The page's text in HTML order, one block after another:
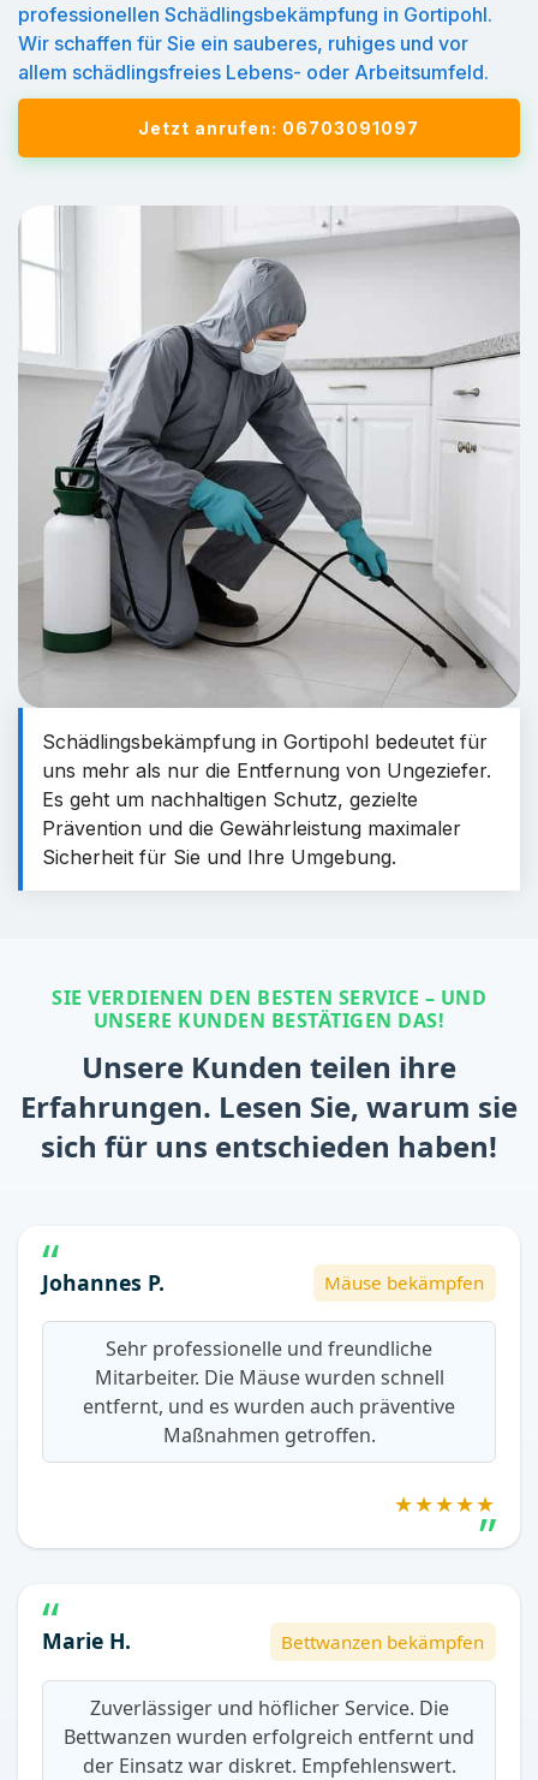
professionellen Schädlingsbekämpfung in Gortipohl.
Wir schaffen für Sie ein sauberes, ruhiges und vor
allem schädlingsfreies Lebens- oder Arbeitsumfeld.
Jetzt anrufen: 06703091097
Schädlingsbekämpfung in Gortipohl bedeutet für
uns mehr als nur die Entfernung von Ungeziefer.
Es geht um nachhaltigen Schutz, gezielte
Prävention und die Gewährleistung maximaler
Sicherheit für Sie und Ihre Umgebung.
SIE VERDIENEN DEN BESTEN SERVICE – UND
UNSERE KUNDEN BESTÄTIGEN DAS!
Unsere Kunden teilen ihre
Erfahrungen. Lesen Sie, warum sie
sich für uns entschieden haben!
Johannes P. Mäuse bekämpfen
Sehr professionelle und freundliche
Mitarbeiter. Die Mäuse wurden schnell
entfernt, und es wurden auch präventive
Maßnahmen getroffen.
★★★★★
Marie H. Bettwanzen bekämpfen
Zuverlässiger und höflicher Service. Die
Bettwanzen wurden erfolgreich entfernt und
der Einsatz war diskret. Empfehlenswert.